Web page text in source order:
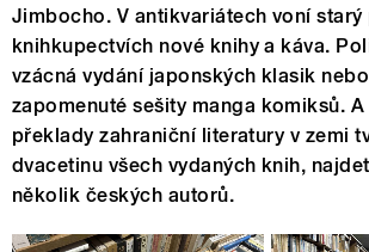
Jimbocho. V antikvariátech voní starý
knihkupectvích nové knihy a káva.
vzácná vydání japonských klasik
zapomenuté sešity manga komiksů.
překlady zahraniční literatury v zemi
dvacetinu všech vydaných knih,
několik českých autorů.